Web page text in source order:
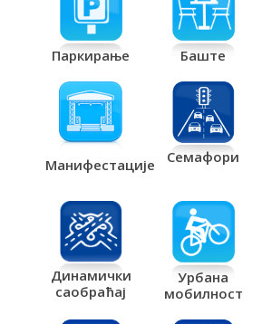
Паркирање Баште
Манифестације Семафори
Динамички
саобраћај
Урбана
мобилност